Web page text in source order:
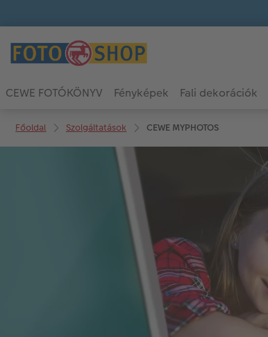
CEWE FOTÓKÖNYV Fényképek Fali dekorációk
Főoldal Szolgáltatások CEWE MYPHOTOS